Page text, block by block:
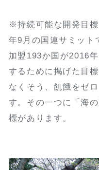
※持続可能な開発目
年9月の国連サミット
加盟193か国が2016
するために掲げた目
なくそう、飢餓をゼ
す。その一つに「海
標があります。